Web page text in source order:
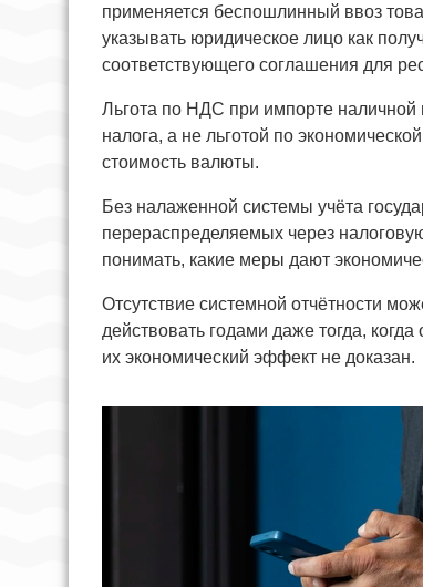
применяется беспошлинный ввоз
указывать юридическое лицо как
соответствующего соглашения для
Льгота по НДС при импорте наличной
налога, а не льготой по
стоимость валюты.
Без налаженной системы учёта
перераспределяемых через
понимать, какие меры дают
Отсутствие системной отчётности
действовать годами даже тогда,
их экономический эффект не доказан.